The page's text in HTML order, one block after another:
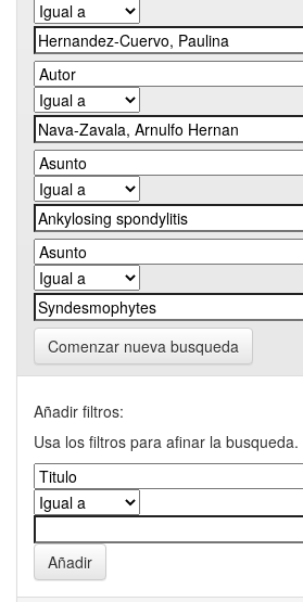
Comenzar nueva busqueda
Añadir filtros:
Usa los filtros para afinar la busqueda.